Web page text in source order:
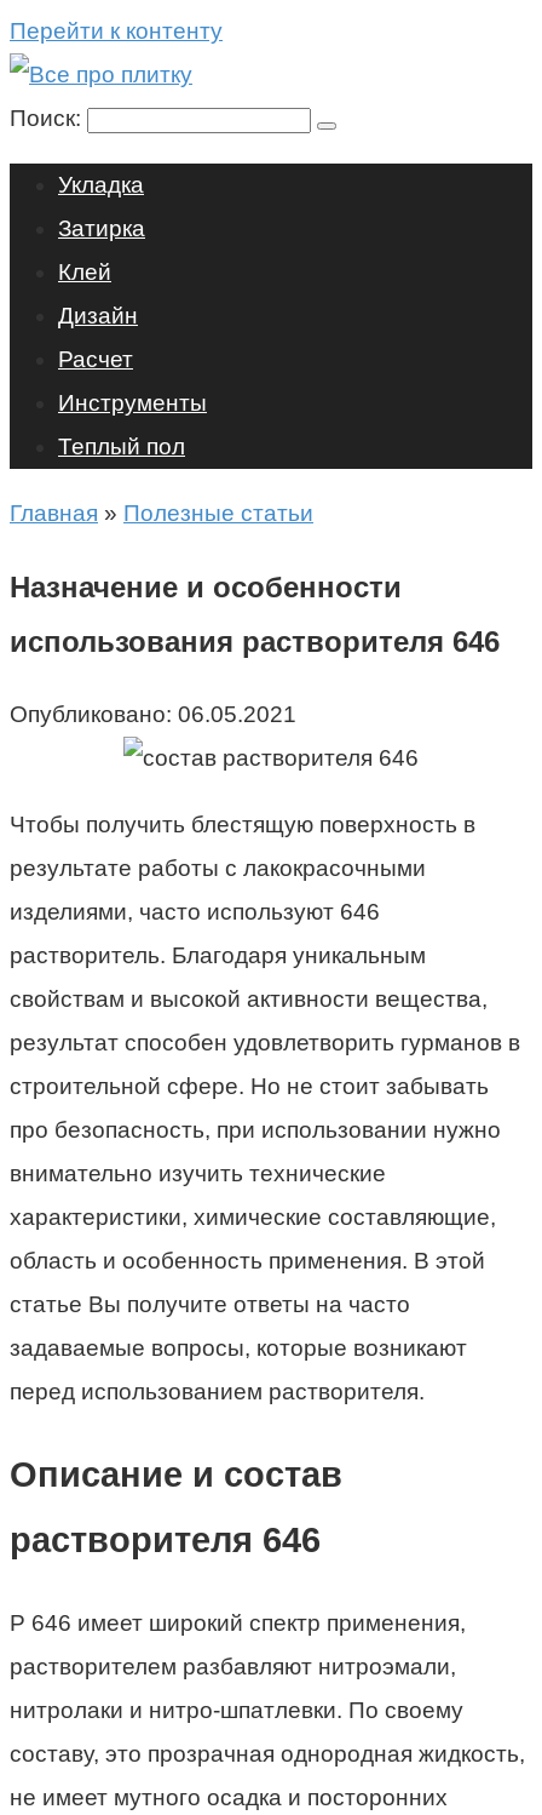
Перейти к контенту
Поиск:
Укладка
Затирка
Клей
Дизайн
Расчет
Инструменты
Теплый пол
Главная » Полезные статьи
Назначение и особенности
использования растворителя 646
Опубликовано: 06.05.2021
Чтобы получить блестящую поверхность в
результате работы с лакокрасочными
изделиями, часто используют 646
растворитель. Благодаря уникальным
свойствам и высокой активности вещества,
результат способен удовлетворить гурманов в
строительной сфере. Но не стоит забывать
про безопасность, при использовании нужно
внимательно изучить технические
характеристики, химические составляющие,
область и особенность применения. В этой
статье Вы получите ответы на часто
задаваемые вопросы, которые возникают
перед использованием растворителя.
Описание и состав
растворителя 646
Р 646 имеет широкий спектр применения,
растворителем разбавляют нитроэмали,
нитролаки и нитро-шпатлевки. По своему
составу, это прозрачная однородная жидкость,
не имеет мутного осадка и посторонних